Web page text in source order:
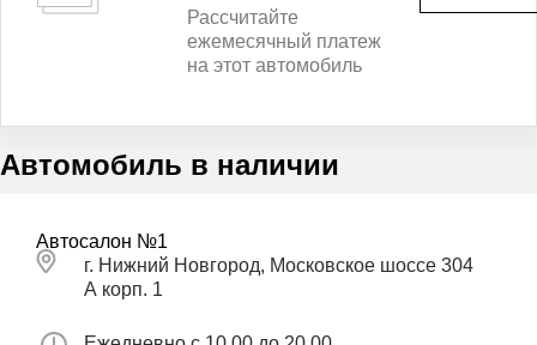
Рассчитайте
ежемесячный платеж
на этот автомобиль
Автомобиль в наличии
Автосалон №1
г. Нижний Новгород, Московское шоссе 304
А корп. 1